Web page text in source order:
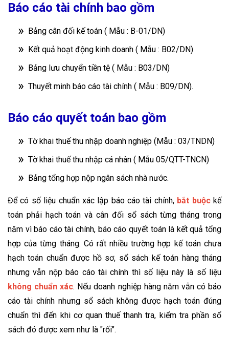
Báo cáo tài chính bao gồm
Bảng cân đối kế toán ( Mẫu : B-01/DN)
Kết quả hoạt động kinh doanh ( Mẫu : B02/DN)
Bảng lưu chuyển tiền tệ ( Mẫu : B03/DN)
Thuyết minh báo cáo tài chính ( Mẫu : B09/DN).
Báo cáo quyết toán bao gồm
Tờ khai thuế thu nhập doanh nghiệp (Mẫu : 03/TNDN)
Tờ khai thuế thu nhập cá nhân ( Mẫu 05/QTT-TNCN)
Bảng tổng hợp nộp ngân sách nhà nước.
Để có số liệu chuẩn xác lập báo cáo tài chính, bắt buộckế
toán phải hạch toán và cân đối sổ sách từng tháng trong
năm vì báo cáo tài chính, báo cáo quyết toán là kết quả tổng
hợp của từng tháng. Có rất nhiều trường hợp kế toán chưa
hạch toán chuẩn được hồ sơ, sổ sách kế toán hàng tháng
nhưng vẫn nộp báo cáo tài chính thì số liệu này là số liệu
không chuẩn xác. Nếu doanh nghiệp hàng năm vẫn có báo
cáo tài chính nhưng sổ sách không được hạch toán đúng
chuẩn thì đến khi cơ quan thuế thanh tra, kiểm tra phần sổ
sách đó được xem như là "rối".